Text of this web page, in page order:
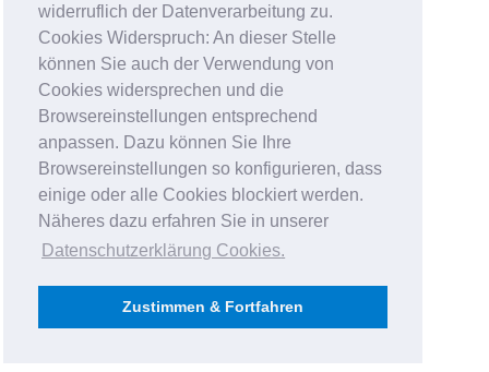
widerruflich der Datenverarbeitung zu.
Cookies Widerspruch: An dieser Stelle
können Sie auch der Verwendung von
Cookies widersprechen und die
Browsereinstellungen entsprechend
anpassen. Dazu können Sie Ihre
Browsereinstellungen so konfigurieren, dass
einige oder alle Cookies blockiert werden.
Näheres dazu erfahren Sie in unserer
Datenschutzerklärung Cookies.
Zustimmen & Fortfahren